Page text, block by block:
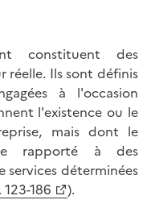
constituent des
réelle. Ils sont définis
à l'occasion
l'existence ou le
mais dont le
rapporté à des
déterminées
186
).